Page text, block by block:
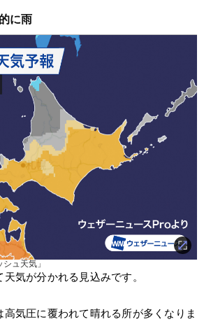
に雨
ュ天気」
気が分かれる見込みです。
気圧に覆われて晴れる所が多くなりま